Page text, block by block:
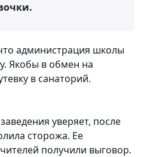
администрация школы
Якобы в обмен на
в санаторий.
уверяет, после
сторожа. Ее
получили выговор.